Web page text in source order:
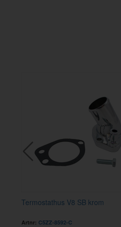
Termostathus V8 SB krom
Artnr: C5ZZ-8592-C